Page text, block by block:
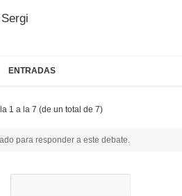
Sergi
ENTRADAS
1 a la 7 (de un total de 7)
para responder a este debate.